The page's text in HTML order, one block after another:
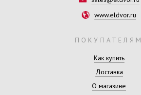
www.eldvor.ru
ПОКУПАТЕЛЯМ
Как купить
Доставка
О магазине